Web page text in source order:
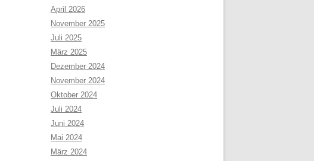
April 2026
November 2025
Juli 2025
März 2025
Dezember 2024
November 2024
Oktober 2024
Juli 2024
Juni 2024
Mai 2024
März 2024